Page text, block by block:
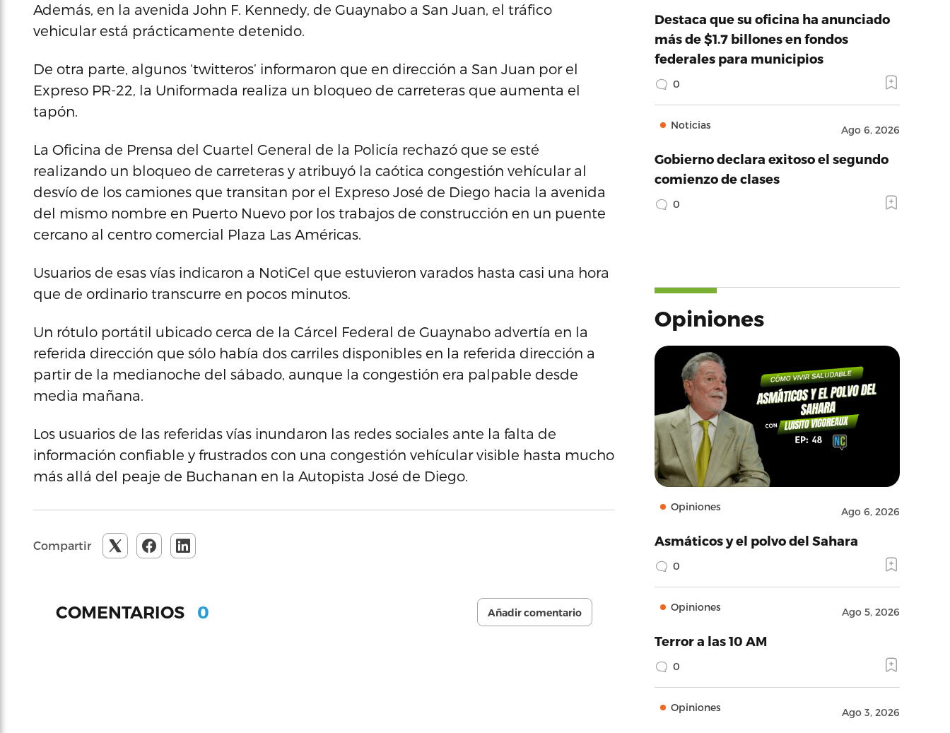
Además, en la avenida John F. Kennedy, de Guaynabo a San Juan, el tráfico
vehicular está prácticamente detenido.
De otra parte, algunos ‘twitteros’ informaron que en dirección a San Juan por el
Expreso PR-22, la Uniformada realiza un bloqueo de carreteras que aumenta el
tapón.
La Oficina de Prensa del Cuartel General de la Policía rechazó que se esté
realizando un bloqueo de carreteras y atribuyó la caótica congestión vehícular al
desvío de los camiones que transitan por el Expreso José de Diego hacia la avenida
del mismo nombre en Puerto Nuevo por los trabajos de construcción en un puente
cercano al centro comercial Plaza Las Américas.
Usuarios de esas vías indicaron a NotiCel que estuvieron varados hasta casi una hora
que de ordinario transcurre en pocos minutos.
Un rótulo portátil ubicado cerca de la Cárcel Federal de Guaynabo advertía en la
referida dirección que sólo había dos carriles disponibles en la referida dirección a
partir de la medianoche del sábado, aunque la congestión era palpable desde
media mañana.
Los usuarios de las referidas vías inundaron las redes sociales ante la falta de
información confiable y frustrados con una congestión vehícular visible hasta mucho
más allá del peaje de Buchanan en la Autopista José de Diego.
Compartir
COMENTARIOS 0 Añadir comentario
Destaca que su oficina ha anunciado
más de $1.7 billones en fondos
federales para municipios
0
Noticias Ago 6, 2026
Gobierno declara exitoso el segundo
comienzo de clases
0
Opiniones
Opiniones Ago 6, 2026
Asmáticos y el polvo del Sahara
0
Opiniones Ago 5, 2026
Terror a las 10 AM
0
Opiniones Ago 3, 2026